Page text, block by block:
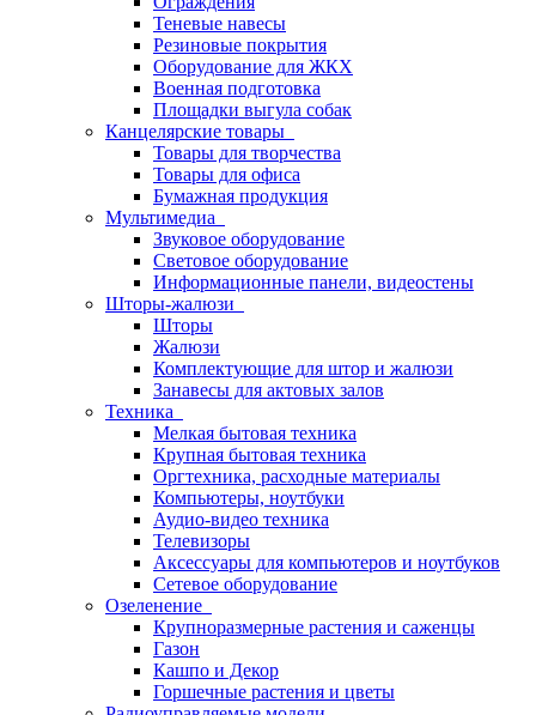
Теневые навесы
Резиновые покрытия
Оборудование для ЖКХ
Военная подготовка
Площадки выгула собак
Канцелярские товары
Товары для творчества
Товары для офиса
Бумажная продукция
Мультимедиа
Звуковое оборудование
Световое оборудование
Информационные панели, видеостены
Шторы-жалюзи
Шторы
Жалюзи
Комплектующие для штор и жалюзи
Занавесы для актовых залов
Техника
Мелкая бытовая техника
Крупная бытовая техника
Оргтехника, расходные материалы
Компьютеры, ноутбуки
Аудио-видео техника
Телевизоры
Аксессуары для компьютеров и ноутбуков
Сетевое оборудование
Озеленение
Крупноразмерные растения и саженцы
Газон
Кашпо и Декор
Горшечные растения и цветы